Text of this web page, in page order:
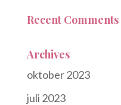
Recent Comments
Archives
oktober 2023
juli 2023